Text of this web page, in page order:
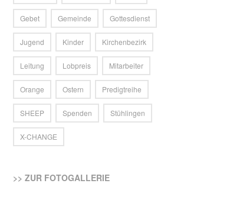
Gebet Gemeinde Gottesdienst
Jugend Kinder Kirchenbezirk
Leitung Lobpreis Mitarbeiter
Orange Ostern Predigtreihe
SHEEP Spenden Stühlingen
X-CHANGE
>> ZUR FOTOGALLERIE